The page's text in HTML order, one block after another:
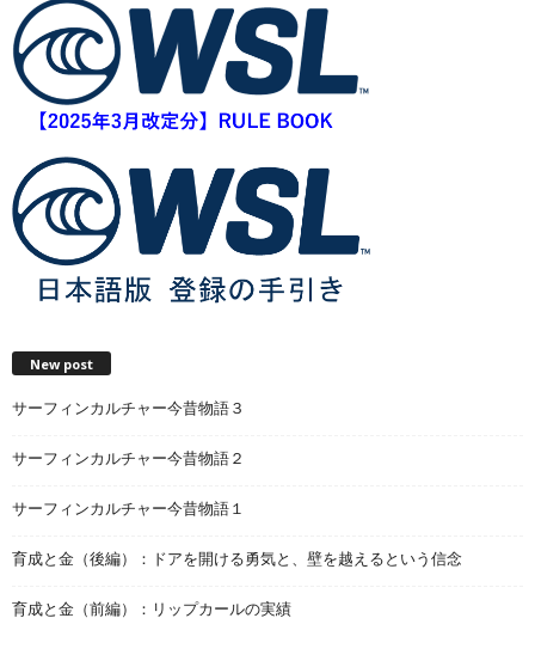
New post
サーフィンカルチャー今昔物語３
サーフィンカルチャー今昔物語２
サーフィンカルチャー今昔物語１
育成と金（後編）：ドアを開ける勇気と、壁を越えるという信念
育成と金（前編）：リップカールの実績